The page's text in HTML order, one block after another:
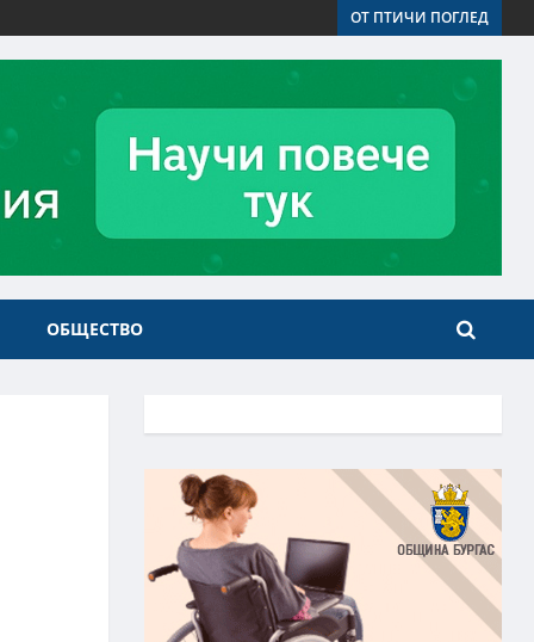
ОТ ПТИЧИ ПОГЛЕД
ОБЩЕСТВО